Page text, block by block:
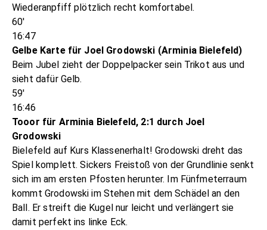
Wiederanpfiff plötzlich recht komfortabel.
60'
16:47
Gelbe Karte für Joel Grodowski (Arminia Bielefeld)
Beim Jubel zieht der Doppelpacker sein Trikot aus und
sieht dafür Gelb.
59'
16:46
Tooor für Arminia Bielefeld, 2:1 durch Joel
Grodowski
Bielefeld auf Kurs Klassenerhalt! Grodowski dreht das
Spiel komplett. Sickers Freistoß von der Grundlinie senkt
sich im am ersten Pfosten herunter. Im Fünfmeterraum
kommt Grodowski im Stehen mit dem Schädel an den
Ball. Er streift die Kugel nur leicht und verlängert sie
damit perfekt ins linke Eck.